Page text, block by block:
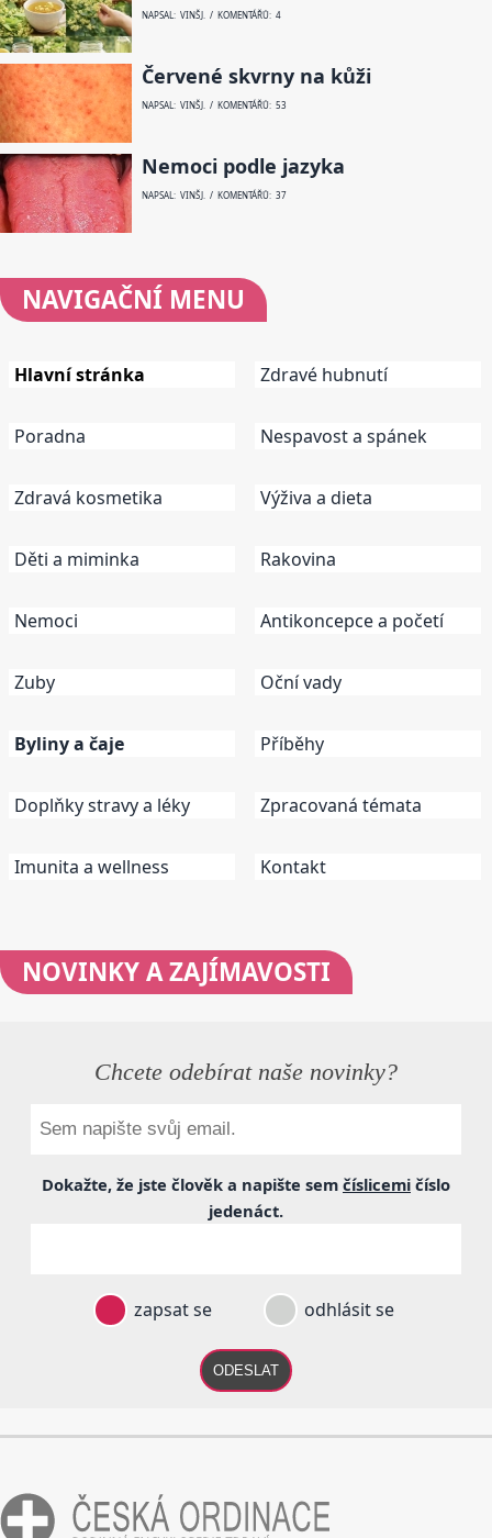
NAPSAL: VINŠ J. / KOMENTÁŘŮ: 4
Červené skvrny na kůži
NAPSAL: VINŠ J. / KOMENTÁŘŮ: 53
Nemoci podle jazyka
NAPSAL: VINŠ J. / KOMENTÁŘŮ: 37
NAVIGAČNÍ MENU
Hlavní stránka
Poradna
Zdravá kosmetika
Děti a miminka
Nemoci
Zuby
Byliny a čaje
Doplňky stravy a léky
Imunita a wellness
Zdravé hubnutí
Nespavost a spánek
Výživa a dieta
Rakovina
Antikoncepce a početí
Oční vady
Příběhy
Zpracovaná témata
Kontakt
NOVINKYA ZAJÍMAVOSTI
Chcete odebírat naše novinky?
Dokažte, že jste člověk a napište sem číslicemi číslo
jedenáct.
zapsat se odhlásit se
ODESLAT